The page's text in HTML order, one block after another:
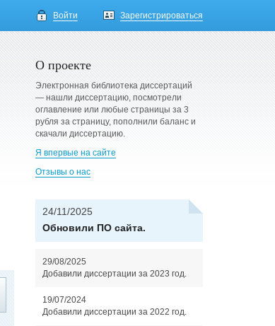
Войти Зарегистрироваться
О проекте
Электронная библиотека диссертаций
— нашли диссертацию, посмотрели
оглавление или любые страницы за 3
рубля за страницу, пополнили баланс и
скачали диссертацию.
Я впервые на сайте
Отзывы о нас
24/11/2025
Обновили ПО сайта.
29/08/2025
Добавили диссертации за 2023 год.
19/07/2024
Добавили диссертации за 2022 год.